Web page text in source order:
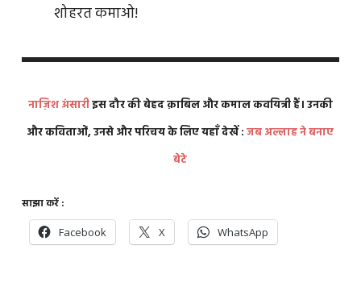
शोहरत कमाओ!
नाज़िश अंसारीइस दौर की बेहद क़ाबिल और कमाल कवयित्री हैं। उनकी
और कविताओं, उनसे और परिचय के लिए यहाँ देखें :जब अल्लाह ने बनाए
बेटे
साझा करें :
Facebook X WhatsApp